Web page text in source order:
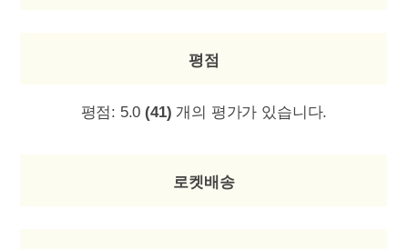
평점
평점: 5.0 (41) 개의 평가가 있습니다.
로켓배송